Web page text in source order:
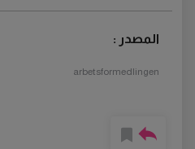
المصدر :
arbetsformedlingen